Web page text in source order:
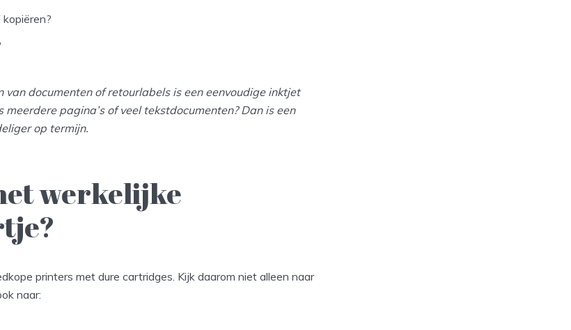
van documenten of retourlabels is een eenvoudige inktjet
pagina’s of veel tekstdocumenten? Dan is een
op termijn.
werkelijke
printers met dure cartridges. Kijk daarom niet alleen naar
naar: